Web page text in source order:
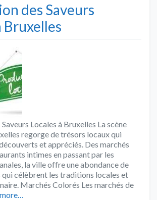
des Saveurs
Bruxelles
Locales à Bruxelles La scène
regorge de trésors locaux qui
et appréciés. Des marchés
intimes en passant par les
la ville offre une abondance de
qui célèbrent les traditions locales et
Marchés Colorés Les marchés de